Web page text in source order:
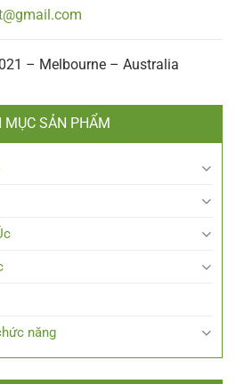
– Melbourne – Australia
MỤC SẢN PHẨM
năng